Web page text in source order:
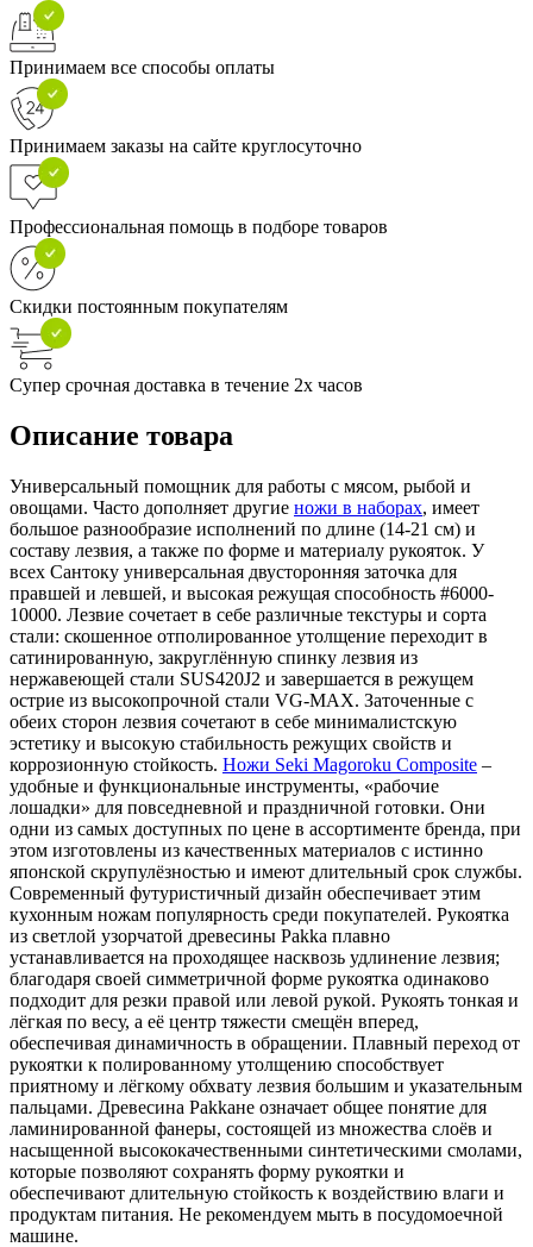
Принимаем все способы оплаты
Принимаем заказы на сайте круглосуточно
Профессиональная помощь в подборе товаров
Скидки постоянным покупателям
Супер срочная доставка в течение 2х часов
Описание товара
Универсальный помощник для работы с мясом, рыбой и
овощами. Часто дополняет другие ножи в наборах, имеет
большое разнообразие исполнений по длине (14-21 см) и
составу лезвия, а также по форме и материалу рукояток. У
всех Сантоку универсальная двусторонняя заточка для
правшей и левшей, и высокая режущая способность #6000-
10000. Лезвие сочетает в себе различные текстуры и сорта
стали: скошенное отполированное утолщение переходит в
сатинированную, закруглённую спинку лезвия из
нержавеющей стали SUS420J2 и завершается в режущем
острие из высокопрочной стали VG-MAX. Заточенные с
обеих сторон лезвия сочетают в себе минималистскую
эстетику и высокую стабильность режущих свойств и
коррозионную стойкость. Ножи Seki Magoroku Composite –
удобные и функциональные инструменты, «рабочие
лошадки» для повседневной и праздничной готовки. Они
одни из самых доступных по цене в ассортименте бренда, при
этом изготовлены из качественных материалов с истинно
японской скрупулёзностью и имеют длительный срок службы.
Современный футуристичный дизайн обеспечивает этим
кухонным ножам популярность среди покупателей. Рукоятка
из светлой узорчатой древесины Pakka плавно
устанавливается на проходящее насквозь удлинение лезвия;
благодаря своей симметричной форме рукоятка одинаково
подходит для резки правой или левой рукой. Рукоять тонкая и
лёгкая по весу, а её центр тяжести смещён вперед,
обеспечивая динамичность в обращении. Плавный переход от
рукоятки к полированному утолщению способствует
приятному и лёгкому обхвату лезвия большим и указательным
пальцами. Древесина Pakkaне означает общее понятие для
ламинированной фанеры, состоящей из множества слоёв и
насыщенной высококачественными синтетическими смолами,
которые позволяют сохранять форму рукоятки и
обеспечивают длительную стойкость к воздействию влаги и
продуктам питания. Не рекомендуем мыть в посудомоечной
машине.